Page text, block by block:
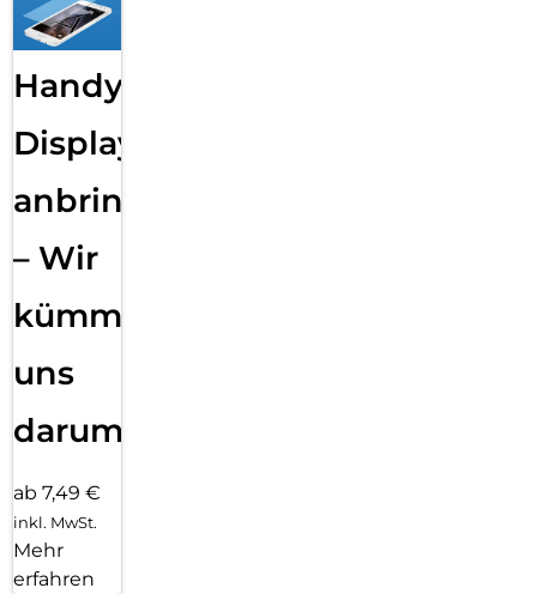
Handy
Displayfolie
anbringen
– Wir
kümmern
uns
darum!
ab 7,49 €
inkl. MwSt.
Mehr
erfahren